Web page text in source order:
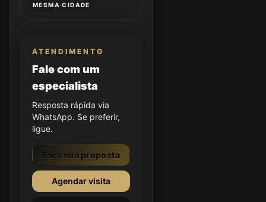
MESMA CIDADE
ATENDIMENTO
Fale com um
especialista
Resposta rápida via
WhatsApp. Se preferir,
ligue.
Faça sua proposta
Agendar visita